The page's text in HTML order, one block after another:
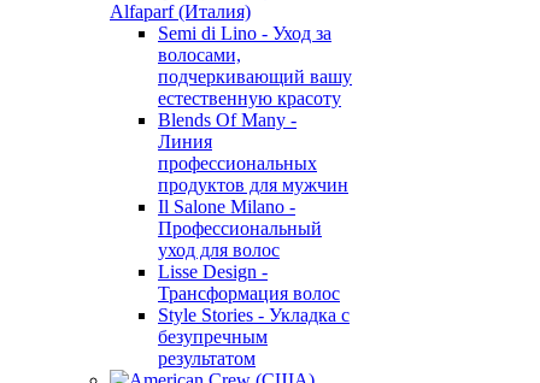
Alfaparf (Италия)
Semi di Lino - Уход за
волосами,
подчеркивающий вашу
естественную красоту
Blends Of Many -
Линия
профессиональных
продуктов для мужчин
Il Salone Milano -
Профессиональный
уход для волос
Lisse Design -
Трансформация волос
Style Stories - Укладка с
безупречным
результатом